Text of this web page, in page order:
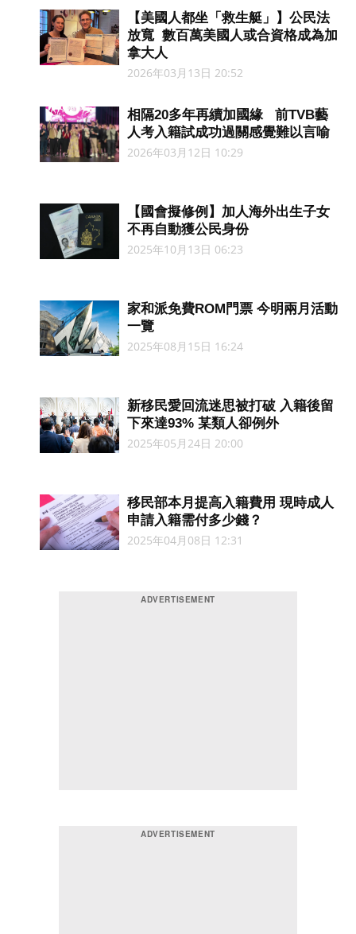
【美國人都坐「救生艇」】公民法
放寬 數百萬美國人或合資格成為加
拿大人
2026年03月13日 20:52
相隔20多年再續加國緣 前TVB藝
人考入籍試成功過關感覺難以言喻
2026年03月12日 10:29
【國會擬修例】加人海外出生子女
不再自動獲公民身份
2025年10月13日 06:23
家和派免費ROM門票 今明兩月活動
一覽
2025年08月15日 16:24
新移民愛回流迷思被打破 入籍後留
下來達93% 某類人卻例外
2025年05月24日 20:00
移民部本月提高入籍費用 現時成人
申請入籍需付多少錢？
2025年04月08日 12:31